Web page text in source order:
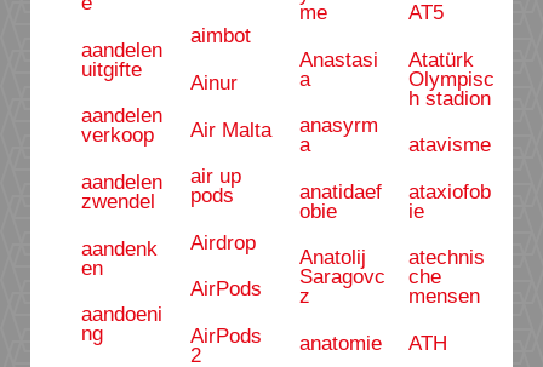
aandelen
uitgifte
aandelen
verkoop
aandelen
zwendel
aandenk
en
aandoeni
ng
aimbot
Ainur
Air Malta
air up
pods
Airdrop
AirPods
AirPods
2
me
Anastasi
a
anasyrm
a
anatidaef
obie
Anatolij
Saragovc
z
anatomie
AT5
Atatürk
Olympisc
h stadion
atavisme
ataxiofob
ie
atechnis
che
mensen
ATH